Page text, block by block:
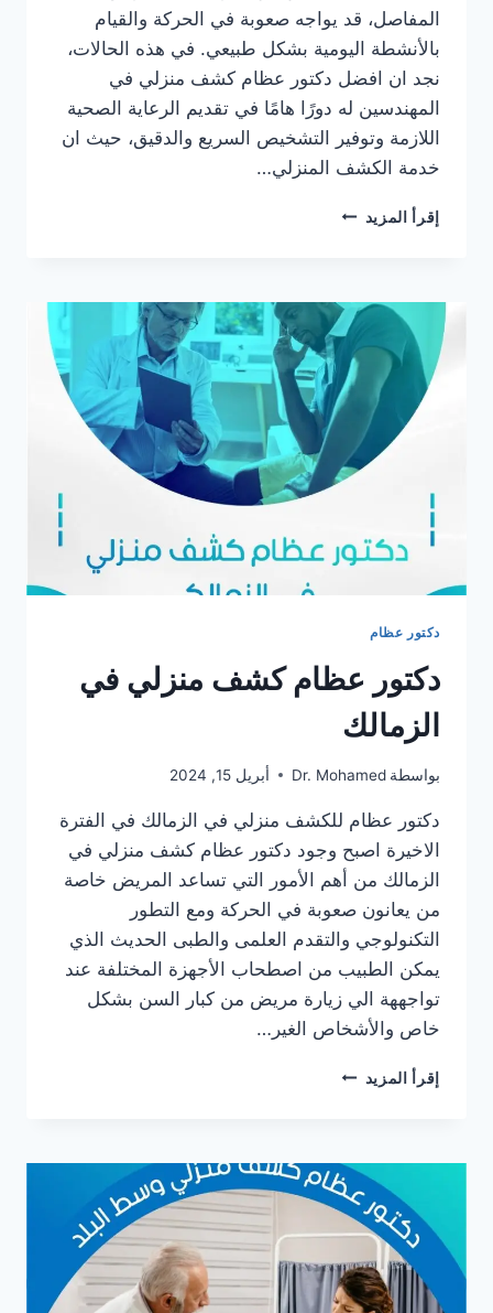
المفاصل، قد يواجه صعوبة في الحركة والقيام
بالأنشطة اليومية بشكل طبيعي. في هذه الحالات،
نجد ان افضل دكتور عظام كشف منزلي في
المهندسين له دورًا هامًا في تقديم الرعاية الصحية
اللازمة وتوفير التشخيص السريع والدقيق، حيث ان
خدمة الكشف المنزلي…
إقرأ المزيد دكتور
في
المهندسين
دكتور عظام
دكتور عظام كشف منزلي في
الزمالك
بواسطة Dr. Mohamed أبريل 15, 2024
دكتور عظام للكشف منزلي في الزمالك في الفترة
الاخيرة اصبح وجود دكتور عظام كشف منزلي في
الزمالك من أهم الأمور التي تساعد المريض خاصة
من يعانون صعوبة في الحركة ومع التطور
التكنولوجي والتقدم العلمى والطبى الحديث الذي
يمكن الطبيب من اصطحاب الأجهزة المختلفة عند
تواجههة الي زيارة مريض من كبار السن بشكل
خاص والأشخاص الغير…
إقرأ المزيد دكتور
في
الزمالك